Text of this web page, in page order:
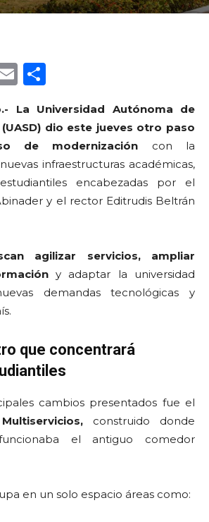
E
ai m
p
ar
ti
r
La Universidad Autónoma de
dio este jueves otro paso
de modernización con la
infraestructuras académicas,
encabezadas por el
y el rector Editrudis Beltrán
agilizar servicios, ampliar
y adaptar la universidad
demandas tecnológicas y
que concentrará
cambios presentados fue el
construido donde
el antiguo comedor
en un solo espacio áreas como: